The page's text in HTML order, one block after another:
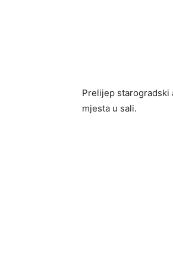
Prelijep starogradski
mjesta u sali.